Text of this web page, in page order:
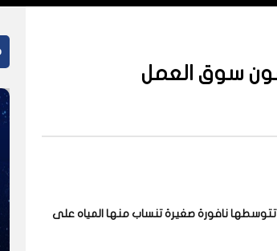
شاهد لاحقاً
سوق العمل
نافورة صغيرة تنساب منها المياه على